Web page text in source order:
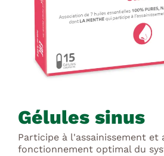
Gélules sinus
Participe à l'assainissement et
fonctionnement optimal du